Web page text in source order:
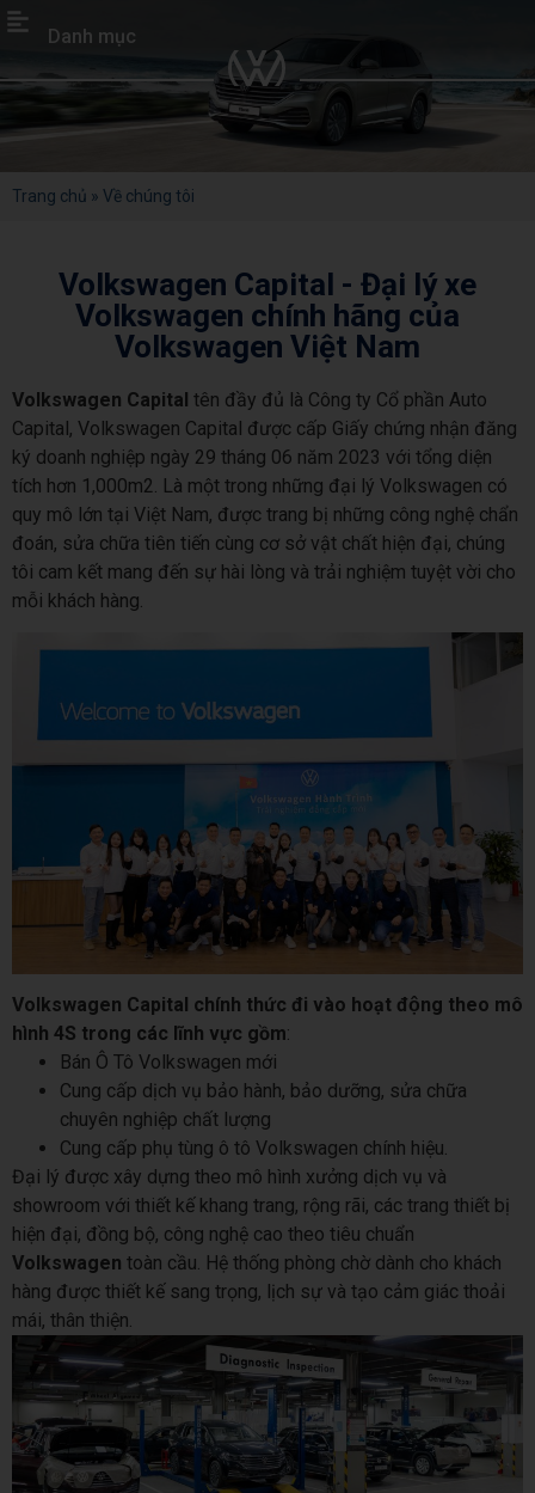
Danh mục
Trang chủ » Về chúng tôi
Volkswagen Capital - Đại lý xe
Volkswagen chính hãng của
Volkswagen Việt Nam
Volkswagen Capital tên đầy đủ là Công ty Cổ phần Auto
Capital, Volkswagen Capital được cấp Giấy chứng nhận đăng
ký doanh nghiệp ngày 29 tháng 06 năm 2023 với tổng diện
tích hơn 1,000m2. Là một trong những đại lý Volkswagen có
quy mô lớn tại Việt Nam, được trang bị những công nghệ chẩn
đoán, sửa chữa tiên tiến cùng cơ sở vật chất hiện đại, chúng
tôi cam kết mang đến sự hài lòng và trải nghiệm tuyệt vời cho
mỗi khách hàng.
Volkswagen Capital chính thức đi vào hoạt động theo mô
hình 4S trong các lĩnh vực gồm:
Bán Ô Tô Volkswagen mới
Cung cấp dịch vụ bảo hành, bảo dưỡng, sửa chữa
chuyên nghiệp chất lượng
Cung cấp phụ tùng ô tô Volkswagen chính hiệu.
Đại lý được xây dựng theo mô hình xưởng dịch vụ và
showroom với thiết kế khang trang, rộng rãi, các trang thiết bị
hiện đại, đồng bộ, công nghệ cao theo tiêu chuẩn
Volkswagen toàn cầu. Hệ thống phòng chờ dành cho khách
hàng được thiết kế sang trọng, lịch sự và tạo cảm giác thoải
mái, thân thiện.